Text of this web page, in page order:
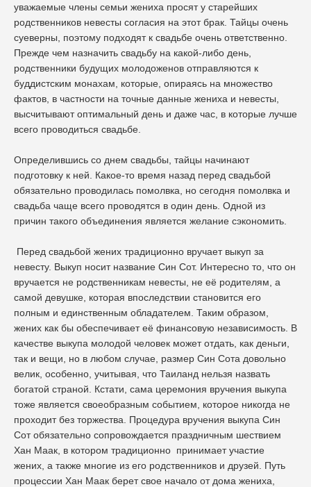
уважаемые члены семьи жениха просят у старейших
родственников невесты согласия на этот брак. Тайцы очень
суеверны, поэтому подходят к свадьбе очень ответственно.
Прежде чем назначить свадьбу на какой-либо день,
родственники будущих молодоженов отправляются к
буддистским монахам, которые, опираясь на множество
фактов, в частности на точные данные жениха и невесты,
высчитывают оптимальный день и даже час, в которые лучше
всего проводиться свадьбе.
Определившись со днем свадьбы, тайцы начинают
подготовку к ней. Какое-то время назад перед свадьбой
обязательно проводилась помолвка, но сегодня помолвка и
свадьба чаще всего проводятся в один день. Одной из
причин такого объединения является желание сэкономить.
Перед свадьбой жених традиционно вручает выкуп за
невесту. Выкуп носит название Син Сот. Интересно то, что он
вручается не родственникам невесты, не её родителям, а
самой девушке, которая впоследствии становится его
полным и единственным обладателем. Таким образом,
жених как бы обеспечивает её финансовую независимость. В
качестве выкупа молодой человек может отдать, как деньги,
так и вещи, но в любом случае, размер Син Сота довольно
велик, особенно, учитывая, что Таиланд нельзя назвать
богатой страной. Кстати, сама церемония вручения выкупа
тоже является своеобразным событием, которое никогда не
проходит без торжества. Процедура вручения выкупа Син
Сот обязательно сопровождается праздничным шествием
Хан Маак, в котором традиционно принимает участие
жених, а также многие из его родственников и друзей. Путь
процессии Хан Маак берет свое начало от дома жениха,